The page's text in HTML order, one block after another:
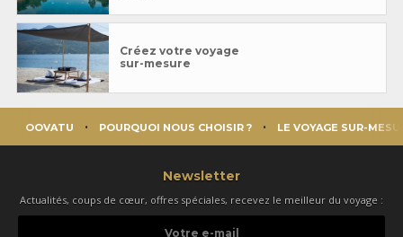
Créez votre voyage
sur-mesure
OOVATU POURQUOI NOUS CHOISIR ? LE VOYAGE SUR-
Newsletter
Actualités, coups de cœur, offres spéciales, recevez le meilleur du voyage :